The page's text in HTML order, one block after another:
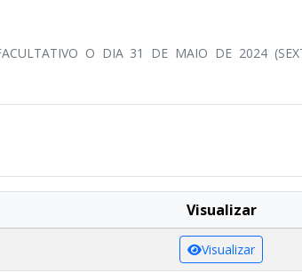
O DIA 31 DE MAIO DE 2024
Visualizar
Visualizar